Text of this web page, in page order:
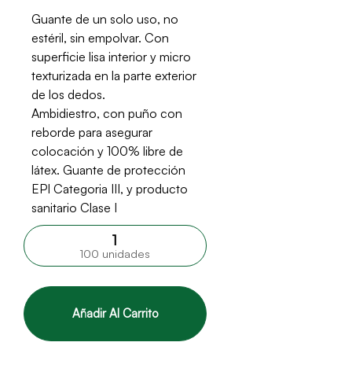
Guante de un solo uso, no
estéril, sin empolvar. Con
superficie lisa interior y micro
texturizada en la parte exterior
de los dedos.
Ambidiestro, con puño con
reborde para asegurar
colocación y 100% libre de
látex. Guante de protección
EPI Categoria III, y producto
sanitario Clase I
100 unidades
Añadir Al Carrito